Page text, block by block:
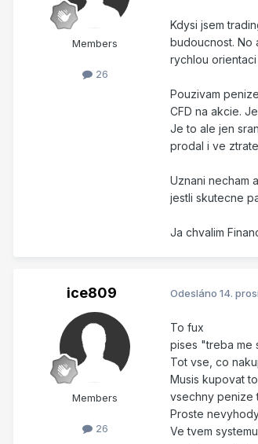
Members
26
Kdysi jsem
budoucnost. No
rychlou
Pouzivam
CFD na akcie.
Je to ale jen
prodal i ve
Uznani necham
jestli skutecne
Ja chvalim
ice809
Members
26
Odesláno 14.
To fux
pises "treba me
Tot vse, co
Musis kupovat
vsechny penize
Proste
Ve tvem